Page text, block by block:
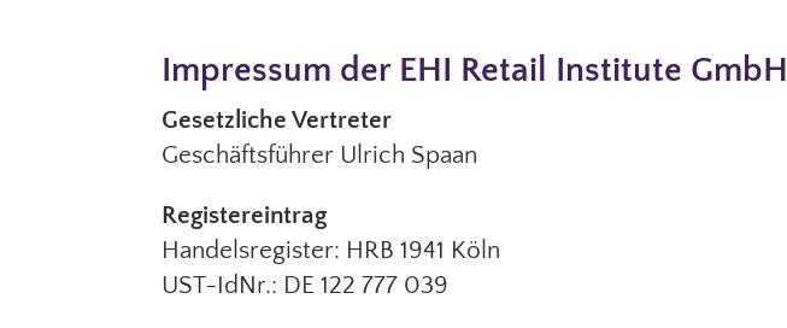
Impressum der EHI Retail Institute GmbH
Gesetzliche Vertreter
Geschäftsführer Ulrich Spaan
Registereintrag
Handelsregister: HRB 1941 Köln
UST-IdNr.: DE 122 777 039